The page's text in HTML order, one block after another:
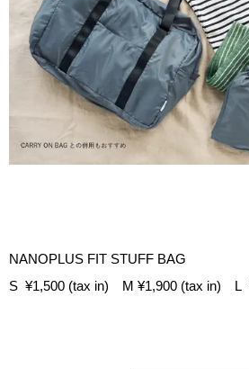
NANOPLUS FIT STUFF BAG
S ¥1,500 (tax in) M ¥1,900 (tax in) L